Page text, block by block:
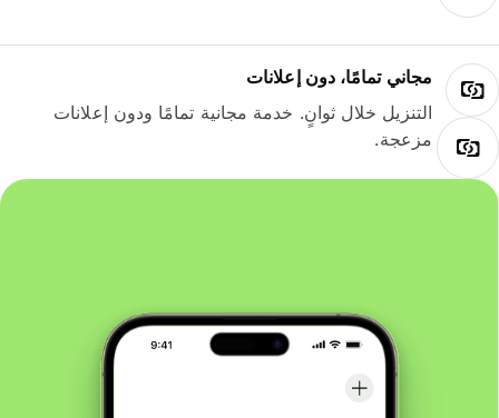
مجاني تمامًا، دون إعلانات
التنزيل خلال ثوانٍ. خدمة مجانية تمامًا ودون إعلانات
مزعجة.